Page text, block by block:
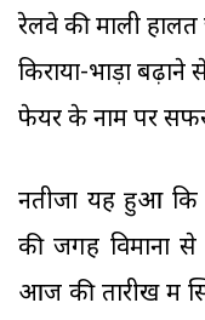
रेलवे की माली हालत
किराया-भाड़ा
फेयर के नाम पर
नतीजा यह हुआ कि
की जगह विमानों से
आज की तारीख में